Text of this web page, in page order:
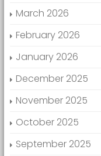
March 2026
February 2026
January 2026
December 2025
November 2025
October 2025
September 2025